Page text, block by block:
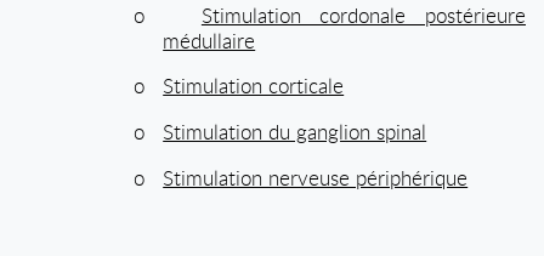
o
Stimulation cordonale postérieure
médullaire
o
Stimulation corticale
o
Stimulation du ganglion spinal
o
Stimulation nerveuse périphérique